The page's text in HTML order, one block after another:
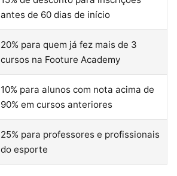
antes de 60 dias de início
20% para quem já fez mais de 3
cursos na Footure Academy
10% para alunos com nota acima de
90% em cursos anteriores
25% para professores e profissionais
do esporte